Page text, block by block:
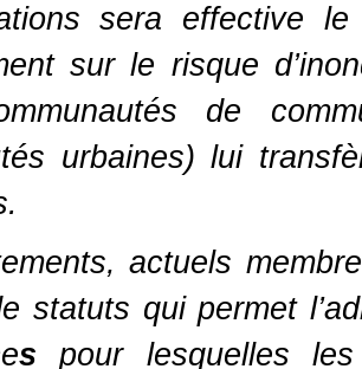
sera effective
sur le risque
de
urbaines) lui
actuels
statuts qui permet
s pour lesquelles